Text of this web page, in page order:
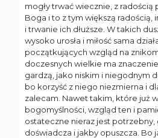
mogły trwać wiecznie, z radością
Boga i to z tym większą radością,
i trwanie ich dłuższe. W takich
wysoko urosła i miłość sama
początkujących wzgląd na
doczesnych wielkie ma
gardzą, jako niskim i niegodnym
bo korzyść z niego niezmierna i
zalecam. Nawet takim, które już
bogomyślności, wzgląd ten i
ostateczne nieraz jest potrzebny,
doświadcza i jakby opuszcza. Bo